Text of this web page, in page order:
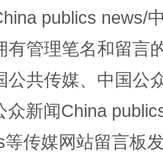
publics news/
有管理笔名和留言
公共传媒、中国公
众新闻China
传媒网站留言板